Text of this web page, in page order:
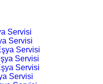
Servisi
Servisi
Servisi
Servisi
Servisi
Servisi